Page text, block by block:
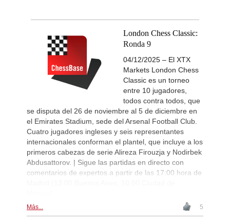
London Chess Classic:
Ronda 9
04/12/2025 – El XTX
Markets London Chess
Classic es un torneo
entre 10 jugadores,
todos contra todos, que
se disputa del 26 de noviembre al 5 de diciembre en
el Emirates Stadium, sede del Arsenal Football Club.
Cuatro jugadores ingleses y seis representantes
internacionales conforman el plantel, que incluye a los
primeros cabezas de serie Alireza Firouzja y Nodirbek
Abdusattorov. | Sigue las partidas en directo con
comentarios de expertos a partir de las 17:00 hora de
Más... 5